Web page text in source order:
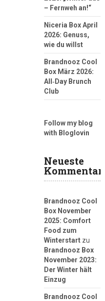
– Fernweh an!“
Niceria Box April
2026: Genuss,
wie du willst
Brandnooz Cool
Box März 2026:
All‑Day Brunch
Club
Follow my blog
with Bloglovin
Neueste
Brandnooz Cool
Box November
2025: Comfort
Food zum
Winterstartzu
Brandnooz Box
November 2023:
Der Winter hält
Einzug
Brandnooz Cool